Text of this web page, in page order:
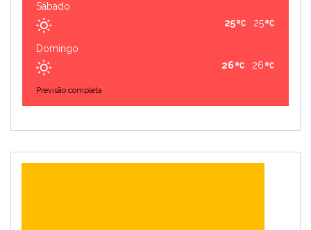
Sábado
25
25
Domingo
26
26
Previsão completa